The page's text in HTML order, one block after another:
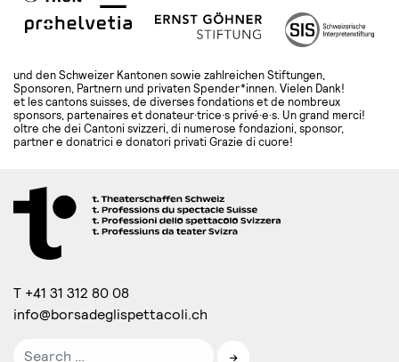
und den Schweizer Kantonen sowie zahlreichen Stiftungen,
Sponsoren, Partnern und privaten Spender*innen. Vielen Dank!
et les cantons suisses, de diverses fondations et de nombreux
sponsors, partenaires et donateur·trice·s privé·e·s. Un grand merci!
oltre che dei Cantoni svizzeri, di numerose fondazioni, sponsor,
partner e donatrici e donatori privati Grazie di cuore!
T +41 31 312 80 08
info@borsadeglispettacoli.ch